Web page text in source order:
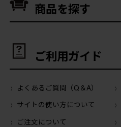
商品を探す
ご利用ガイド
よくあるご質問（Q＆A）
サイトの使い方について
ご注文について